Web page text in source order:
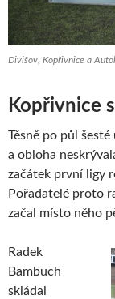
Divišov, Kopřivnice a
Kopřivnice
Těsně po půl
a obloha
začátek první ligy
Pořadatelé proto
začal místo něho
Radek
Bambuch
skládal